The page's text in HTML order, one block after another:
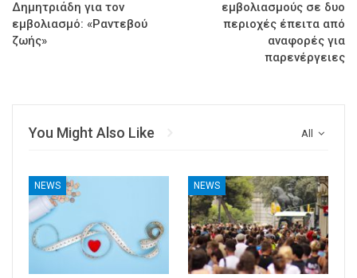
Δημητριάδη για τον
εμβολιασμό: «Ραντεβού
ζωής»
εμβολιασμούς σε δυο
περιοχές έπειτα από
αναφορές για
παρενέργειες
All
You Might Also Like
NEWS NEWS